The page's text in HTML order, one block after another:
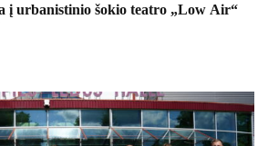
į urbanistinio šokio teatro „Low Air“